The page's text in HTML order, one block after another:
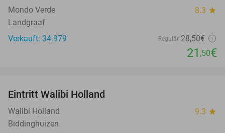
Mondo Verde 8.3 star
Landgraaf
Verkauft: 34.979
Regulär 28,50€
21 ,50€
Eintritt Walibi Holland
Walibi Holland 9.3 star
Biddinghuizen